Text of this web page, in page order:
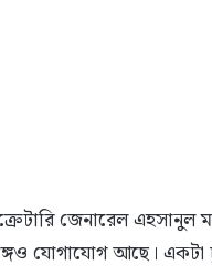
জেনারেল
যোগাযোগ আছে। একটা